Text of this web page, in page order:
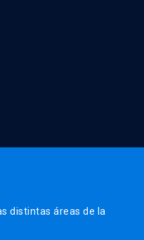
distintas áreas de la